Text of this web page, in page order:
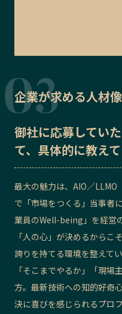
企業が求める人材
御社に応募してい
て、具体的に教えて
最大の魅力は、AIO／
で「市場をつくる」当事者
業員のWell-being」を経営
「人の心」が決めるからこ
誇りを持てる環境を整えて
「そこまでやるか」「現場
方。最新技術への知的好奇
決に喜びを感じられるプロ